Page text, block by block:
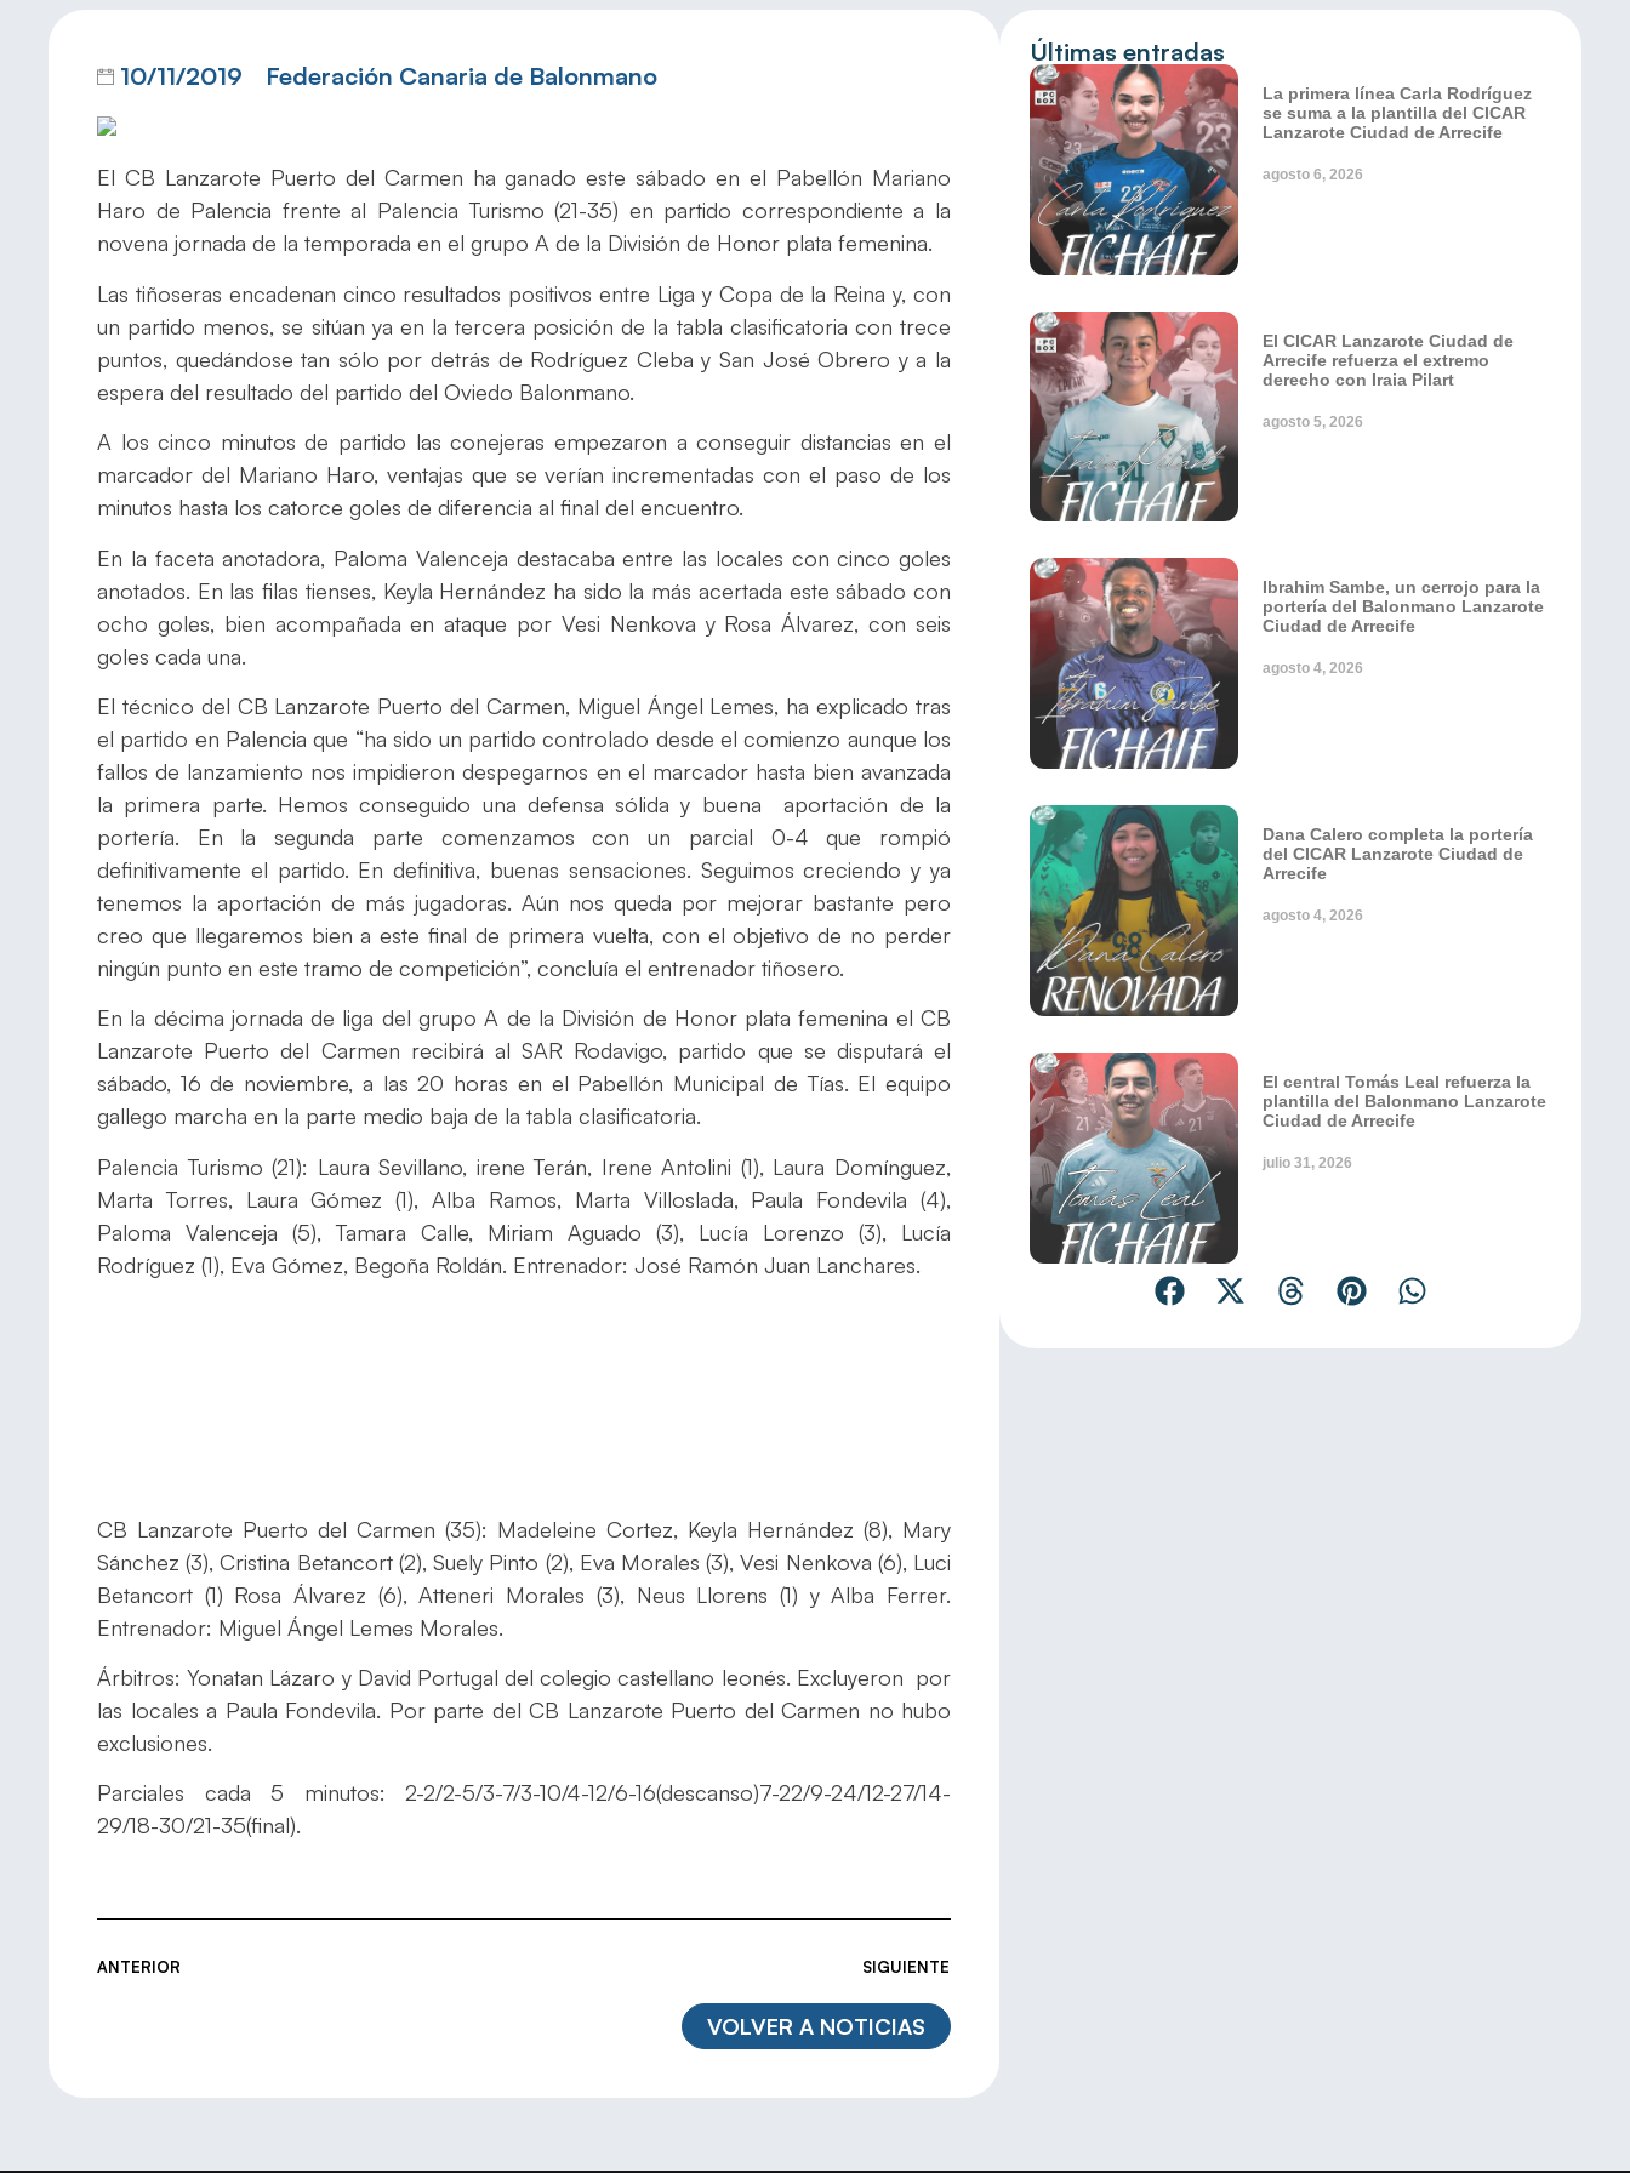
10/11/2019 Federación Canaria de Balonmano
El CB Lanzarote Puerto del Carmen ha ganado este sábado en el Pabellón Mariano
Haro de Palencia frente al Palencia Turismo (21-35) en partido correspondiente a la
novena jornada de la temporada en el grupo A de la División de Honor plata femenina.
Las tiñoseras encadenan cinco resultados positivos entre Liga y Copa de la Reina y, con
un partido menos, se sitúan ya en la tercera posición de la tabla clasificatoria con trece
puntos, quedándose tan sólo por detrás de Rodríguez Cleba y San José Obrero y a la
espera del resultado del partido del Oviedo Balonmano.
A los cinco minutos de partido las conejeras empezaron a conseguir distancias en el
marcador del Mariano Haro, ventajas que se verían incrementadas con el paso de los
minutos hasta los catorce goles de diferencia al final del encuentro.
En la faceta anotadora, Paloma Valenceja destacaba entre las locales con cinco goles
anotados. En las filas tienses, Keyla Hernández ha sido la más acertada este sábado con
ocho goles, bien acompañada en ataque por Vesi Nenkova y Rosa Álvarez, con seis
goles cada una.
El técnico del CB Lanzarote Puerto del Carmen, Miguel Ángel Lemes, ha explicado tras
el partido en Palencia que “ha sido un partido controlado desde el comienzo aunque los
fallos de lanzamiento nos impidieron despegarnos en el marcador hasta bien avanzada
la primera parte. Hemos conseguido una defensa sólida y buena aportación de la
portería. En la segunda parte comenzamos con un parcial 0-4 que rompió
definitivamente el partido. En definitiva, buenas sensaciones. Seguimos creciendo y ya
tenemos la aportación de más jugadoras. Aún nos queda por mejorar bastante pero
creo que llegaremos bien a este final de primera vuelta, con el objetivo de no perder
ningún punto en este tramo de competición”, concluía el entrenador tiñosero.
En la décima jornada de liga del grupo A de la División de Honor plata femenina el CB
Lanzarote Puerto del Carmen recibirá al SAR Rodavigo, partido que se disputará el
sábado, 16 de noviembre, a las 20 horas en el Pabellón Municipal de Tías. El equipo
gallego marcha en la parte medio baja de la tabla clasificatoria.
Palencia Turismo (21): Laura Sevillano, irene Terán, Irene Antolini (1), Laura Domínguez,
Marta Torres, Laura Gómez (1), Alba Ramos, Marta Villoslada, Paula Fondevila (4),
Paloma Valenceja (5), Tamara Calle, Miriam Aguado (3), Lucía Lorenzo (3), Lucía
Rodríguez (1), Eva Gómez, Begoña Roldán. Entrenador: José Ramón Juan Lanchares.
CB Lanzarote Puerto del Carmen (35): Madeleine Cortez, Keyla Hernández (8), Mary
Sánchez (3), Cristina Betancort (2), Suely Pinto (2), Eva Morales (3), Vesi Nenkova (6), Luci
Betancort (1) Rosa Álvarez (6), Atteneri Morales (3), Neus Llorens (1) y Alba Ferrer.
Entrenador: Miguel Ángel Lemes Morales.
Árbitros: Yonatan Lázaro y David Portugal del colegio castellano leonés. Excluyeron por
las locales a Paula Fondevila. Por parte del CB Lanzarote Puerto del Carmen no hubo
exclusiones.
Parciales cada 5 minutos: 2-2/2-5/3-7/3-10/4-12/6-16(descanso)7-22/9-24/12-27/14-
29/18-30/21-35(final).
ANTERIOR SIGUIENTE
VOLVER A NOTICIAS
Últimas entradas
La primera línea Carla Rodríguez
se suma a la plantilla del CICAR
Lanzarote Ciudad de Arrecife
agosto 6, 2026
El CICAR Lanzarote Ciudad de
Arrecife refuerza el extremo
derecho con Iraia Pilart
agosto 5, 2026
Ibrahim Sambe, un cerrojo para la
portería del Balonmano Lanzarote
Ciudad de Arrecife
agosto 4, 2026
Dana Calero completa la portería
del CICAR Lanzarote Ciudad de
Arrecife
agosto 4, 2026
El central Tomás Leal refuerza la
plantilla del Balonmano Lanzarote
Ciudad de Arrecife
julio 31, 2026